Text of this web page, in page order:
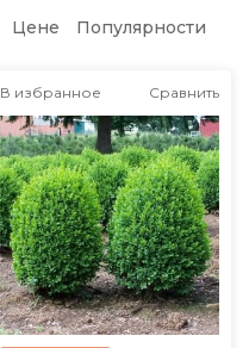
Цене Популярности
В избранное Сравнить